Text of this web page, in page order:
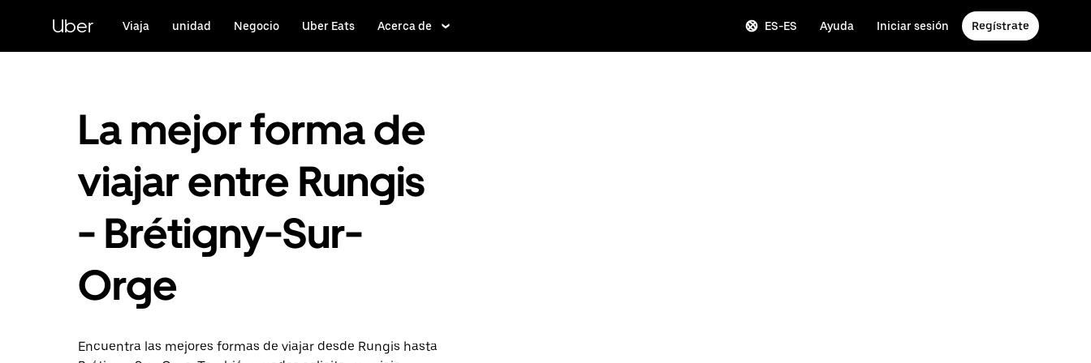
contenido
principal
Uber Viaja unidad Negocio Uber Eats Acerca de ES-ES Ayuda Iniciar sesión Regístrate
La mejor forma de
viajar entre Rungis
- Brétigny-Sur-
Orge
Encuentra las mejores formas de viajar desde Rungis hasta